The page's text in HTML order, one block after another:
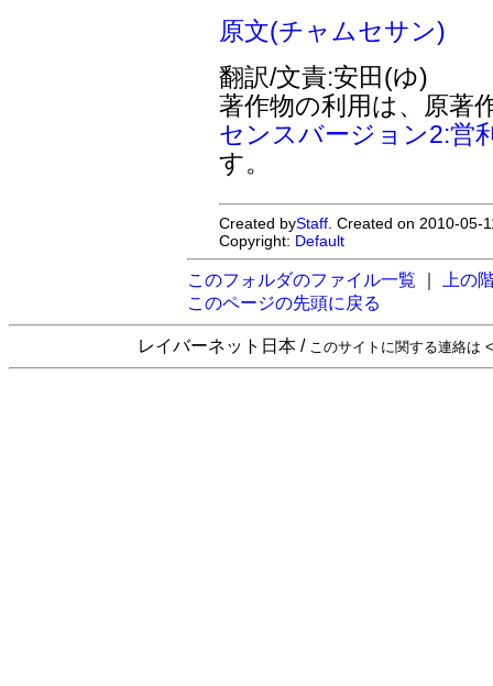
原文(チャムセサン)
翻訳/文責:安田(ゆ)
著作物の利用は、原著
センスバージョン2:営
す。
Created byStaff . Created on 2010-
Copyright: Default
このフォルダのファイル一覧
上の
このページの先頭に戻る
レイバーネット日本 / このサイトに関する連絡は